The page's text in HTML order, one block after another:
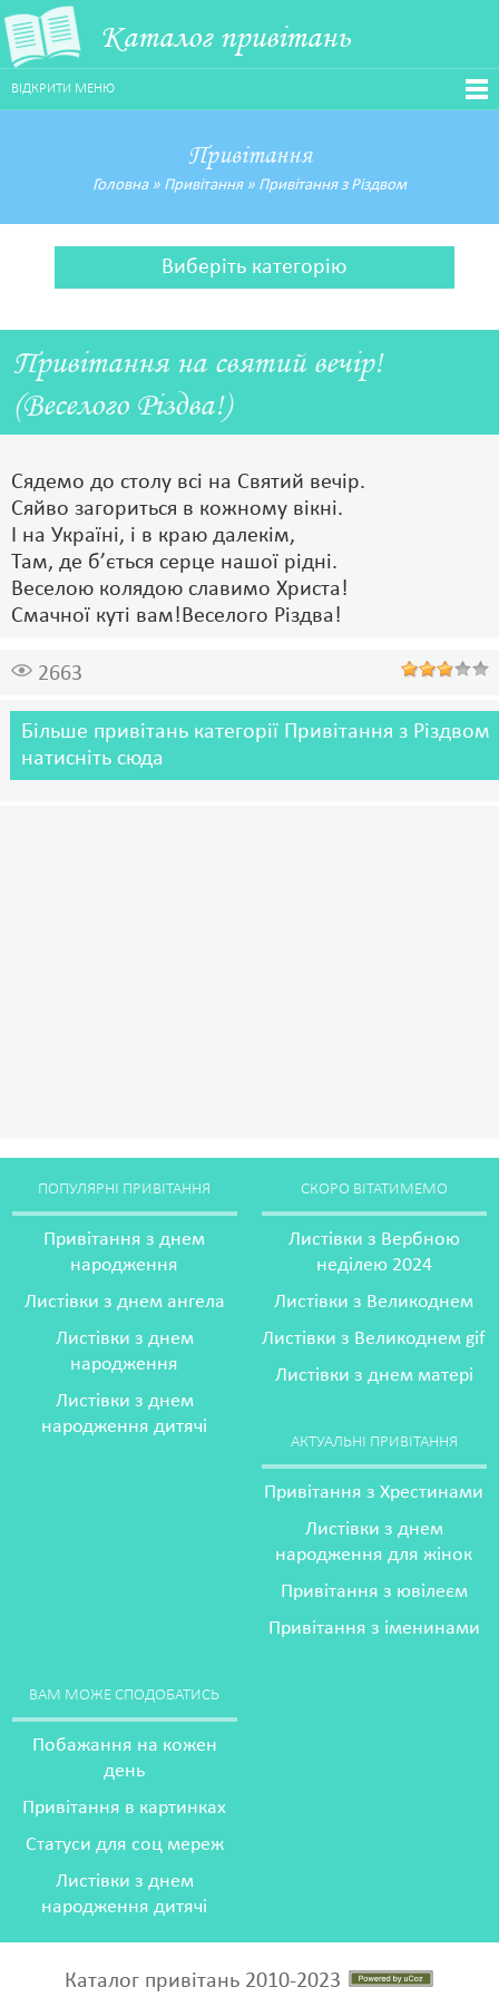
Каталог привітань
ВІДКРИТИ МЕНЮ
Привітання
Головна» Привітання» Привітання з Різдвом
Виберіть категорію
Привітання на святий вечір!
(Веселого Різдва!)
Сядемо до столу всі на Святий вечір.
Сяйво загориться в кожному вікні.
І на Україні, і в краю далекім,
Там, де б’ється серце нашої рідні.
Веселою колядою славимо Христа!
Смачної куті вам!Веселого Різдва!
2663
Більше привітань категорії Привітання з Різдвом
натисніть сюда
ПОПУЛЯРНІ ПРИВІТАННЯ
Привітання з днем
народження
Листівки з днем ангела
Листівки з днем
народження
Листівки з днем
народження дитячі
СКОРО ВІТАТИМЕМО
Листівки з Вербною
неділею 2024
Листівки з Великоднем
Листівки з Великоднем gif
Листівки з днем матері
АКТУАЛЬНІ ПРИВІТАННЯ
Привітання з Хрестинами
Листівки з днем
народження для жінок
Привітання з ювілеєм
Привітання з іменинами
ВАМ МОЖЕ СПОДОБАТИСЬ
Побажання на кожен
день
Привітання в картинках
Статуси для соц мереж
Листівки з днем
народження дитячі
Каталог привітань 2010-2023